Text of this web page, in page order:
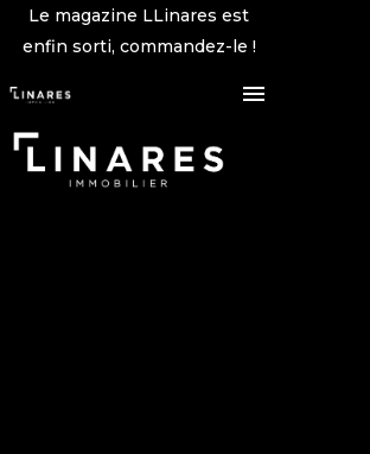
Le magazine LLinares est
enfin sorti, commandez-le !